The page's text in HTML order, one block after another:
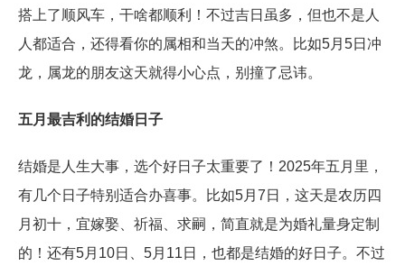
搭上了顺风车，干啥都顺利！不过吉日虽多，但也不是人
人都适合，还得看你的属相和当天的冲煞。比如5月5日冲
龙，属龙的朋友这天就得小心点，别撞了忌讳。
五月最吉利的结婚日子
结婚是人生大事，选个好日子太重要了！2025年五月里，
有几个日子特别适合办喜事。比如5月7日，这天是农历四
月初十，宜嫁娶、祈福、求嗣，简直就是为婚礼量身定制
的！还有5月10日、5月11日，也都是结婚的好日子。不过